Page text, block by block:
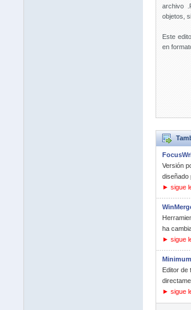
archivo
objetos,
Este
en
Versión
diseñado
► sigue
ha
► sigue
Editor de
► sigue